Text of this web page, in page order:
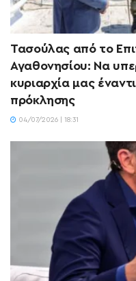
Τασούλας από το
Αγαθονησίου: Να
κυριαρχία μας
πρόκλησης
04/07/2026 | 18:31